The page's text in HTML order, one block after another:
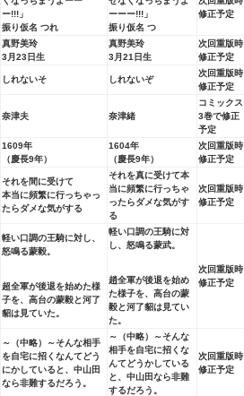
ー!!!」
振り仮名 つれ
ーーー!!!」
振り仮名 つ
修正予定
真野美玲
3月23日生
真野美玲
3月21日生
次回重版時
修正予定
しれないそ しれないぞ
次回重版時
修正予定
奈津夫 奈津緒
コミックス
3巻で修正
予定
1609年
（慶長9年）
1604年
（慶長9年）
次回重版時
修正予定
それを間に受けて
本当に頻繁に行っちゃっ
たらダメな気がする
それを真に受けて本
当に頻繁に行っちゃ
ったらダメな気がす
る
次回重版時
修正予定
軽い口調の王騎に対し、
怒鳴る蒙毅。
超全軍が後退を始めた様
子を、高台の蒙毅と河了
貂は見ていた。
軽い口調の王騎に対
し、怒鳴る蒙武。
趙全軍が後退を始め
た様子を、高台の蒙
毅と河了貂は見てい
た。
次回重版時
修正予定
～（中略）～そんな相手
を自宅に招くなんてどう
にかしていると、中山田
なら非難するだろう。
～（中略）～そんな
相手を自宅に招くな
んてどうかしている
と、中山田なら非難
するだろう。
次回重版時
修正予定